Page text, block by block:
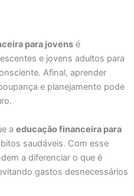
para jovensé
e jovens adultos para
Afinal, aprender
e planejamento pode
a educação financeira para
saudáveis. Com esse
a diferenciar o que é
gastos desnecessários